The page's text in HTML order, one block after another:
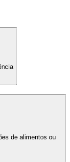
de alimentos ou